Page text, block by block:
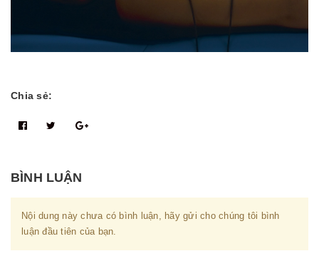
Chia sẻ:
BÌNH LUẬN
Nội dung này chưa có bình luận, hãy gửi cho chúng tôi bình
luận đầu tiên của bạn.